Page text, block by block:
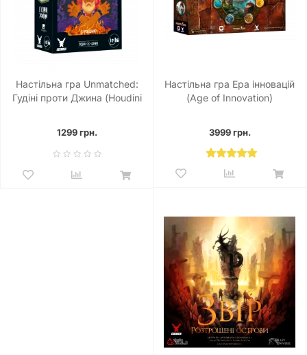
Настільна гра Unmatched:
Гудіні проти Джина (Houdini
1299 грн.
Настільна гра Ера інновацій
(Age of Innovation)
3999 грн.